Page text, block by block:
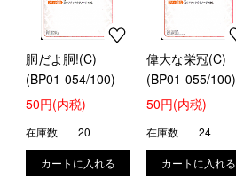
胴だよ胴!(C)
(BP01-054/100)
50円(内税)
在庫数 20
偉大な栄冠(C)
(BP01-055/100)
50円(内税)
在庫数 24